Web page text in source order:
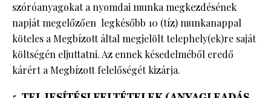
szóróanyagokat a nyomdai munka megkezdésének
napját megelőzően legkésőbb 10 (tíz) munkanappal
köteles a Megbízott által megjelölt telephely(ek)re saját
költségén eljuttatni. Az ennek késedelméből eredő
kárért a Megbízott felelőségét kizárja.